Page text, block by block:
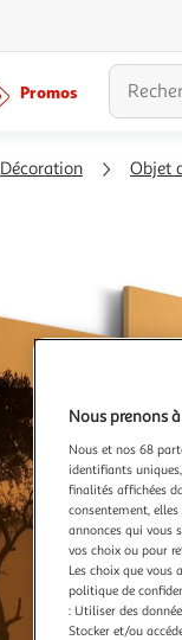
Promos
Décoration Objet
Nous prenons
Nous et nos 68
identifiants
finalités affichées
consentement,
annonces qui vous
vos choix ou pour
Les choix que vous
politique de
: Utiliser des
Stocker et/ou